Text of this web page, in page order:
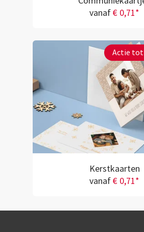
vanaf€ 0,71*
Actie tot
Kerstkaarten
vanaf€ 0,71*